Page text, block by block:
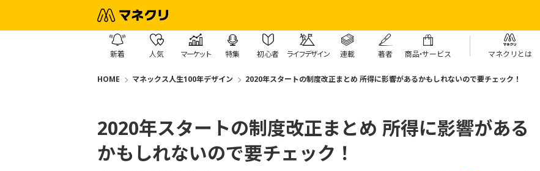
新着 人気 マーケット 特集 初心者 ライフデザイン 連載 著者 商品・サービス マネクリとは
HOME マネックス人生100年デザイン 2020年スタートの制度改正まとめ 所得に影響があるかもしれないので要チェック！
2020年スタートの制度改正まとめ 所得に影響がある
かもしれないので要チェック！